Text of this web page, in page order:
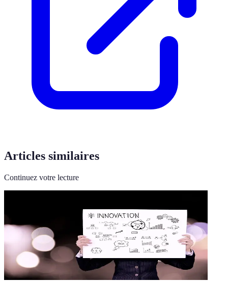
Articles similaires
Continuez votre lecture